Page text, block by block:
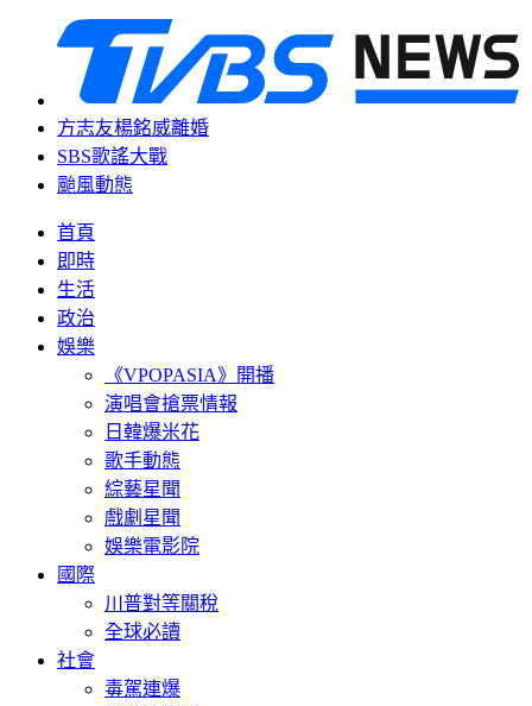
方志友楊銘威離婚
SBS歌謠大戰
颱風動態
首頁
即時
生活
政治
娛樂
《VPOPASIA》開播
演唱會搶票情報
日韓爆米花
歌手動態
綜藝星聞
戲劇星聞
娛樂電影院
國際
川普對等關稅
全球必讀
社會
毒駕連爆